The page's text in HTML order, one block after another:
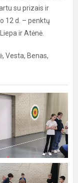
su prizais ir
12 d. – penktų
ir Atėnė.
Vesta, Benas,